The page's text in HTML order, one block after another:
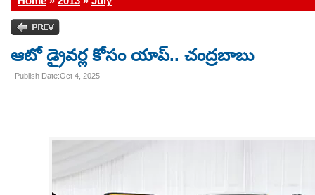
ఆటో డ్రైవర్ల కోసం యాప్.. చంద్రబాబు
Publish Date:Oct 4, 2025